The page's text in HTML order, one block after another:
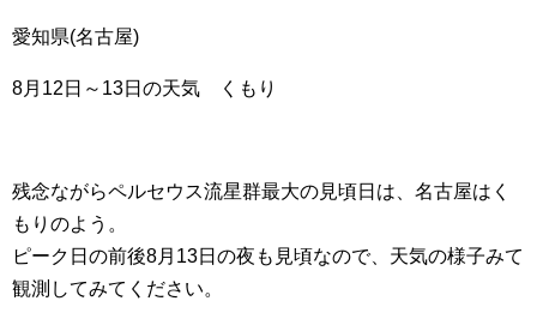
愛知県(名古屋)
8月12日～13日の天気 くもり
残念ながらペルセウス流星群最大の見頃日は、名古屋はく
もりのよう。
ピーク日の前後8月13日の夜も見頃なので、天気の様子みて
観測してみてください。